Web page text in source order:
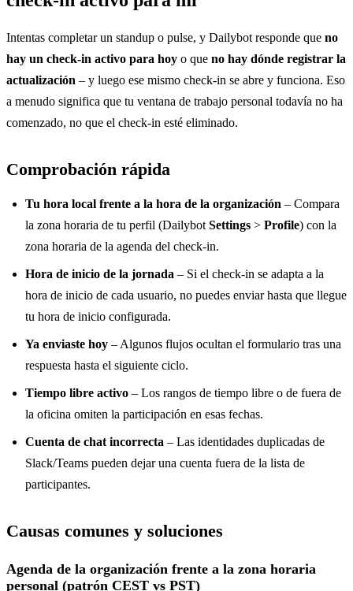
Intentas completar un standup o pulse, y Dailybot responde que no
hay un check-in activo para hoy o que no hay dónde registrar la
actualización – y luego ese mismo check-in se abre y funciona. Eso
a menudo significa que tu ventana de trabajo personal todavía no ha
comenzado, no que el check-in esté eliminado.
Comprobación rápida
Tu hora local frente a la hora de la organización – Compara
la zona horaria de tu perfil (Dailybot Settings > Profile) con la
zona horaria de la agenda del check-in.
Hora de inicio de la jornada – Si el check-in se adapta a la
hora de inicio de cada usuario, no puedes enviar hasta que llegue
tu hora de inicio configurada.
Ya enviaste hoy – Algunos flujos ocultan el formulario tras una
respuesta hasta el siguiente ciclo.
Tiempo libre activo – Los rangos de tiempo libre o de fuera de
la oficina omiten la participación en esas fechas.
Cuenta de chat incorrecta – Las identidades duplicadas de
Slack/Teams pueden dejar una cuenta fuera de la lista de
participantes.
Causas comunes y soluciones
Agenda de la organización frente a la zona horaria
personal (patrón CEST vs PST)